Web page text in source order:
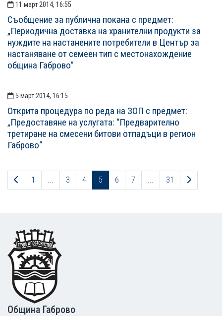
11 март 2014, 16:55
Съобщение за публична покана с предмет:
„Периодична доставка на хранителни продукти за
нуждите на настанените потребители в Център за
настаняване от семеен тип с местонахождение
община Габрово”
5 март 2014, 16:15
Открита процедура по реда на ЗОП с предмет:
„Предоставяне на услугaта: “Предварително
третиране на смесени битови отпадъци в регион
Габрово“
Предходна страница
1 ... 3 4 5 6 7 ... 31
Footer
Община Габрово